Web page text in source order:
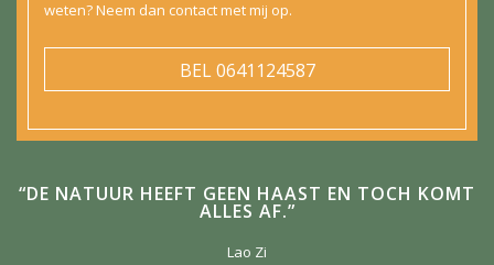
weten? Neem dan contact met mij op.
BEL0641124587
“DE NATUUR HEEFT GEEN HAAST EN TOCH KOMT
ALLES AF.”
Lao Zi